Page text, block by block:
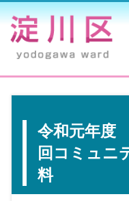
令和元年度
回コミュニ
料